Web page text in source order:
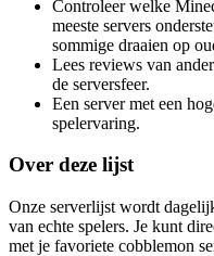
Controleer welke
meeste servers
sommige draaien op
Lees reviews van
de serversfeer.
Een server met een
spelervaring.
Over deze lijst
Onze serverlijst wordt
van echte spelers. Je kunt
met je favoriete cobblemon